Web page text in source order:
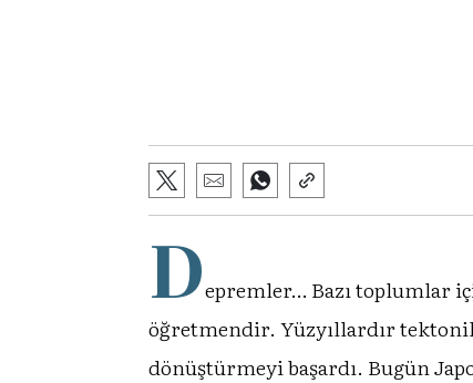
Depremler… Bazı toplumlar
öğretmendir. Yüzyıllardır
dönüştürmeyi başardı. Bugün